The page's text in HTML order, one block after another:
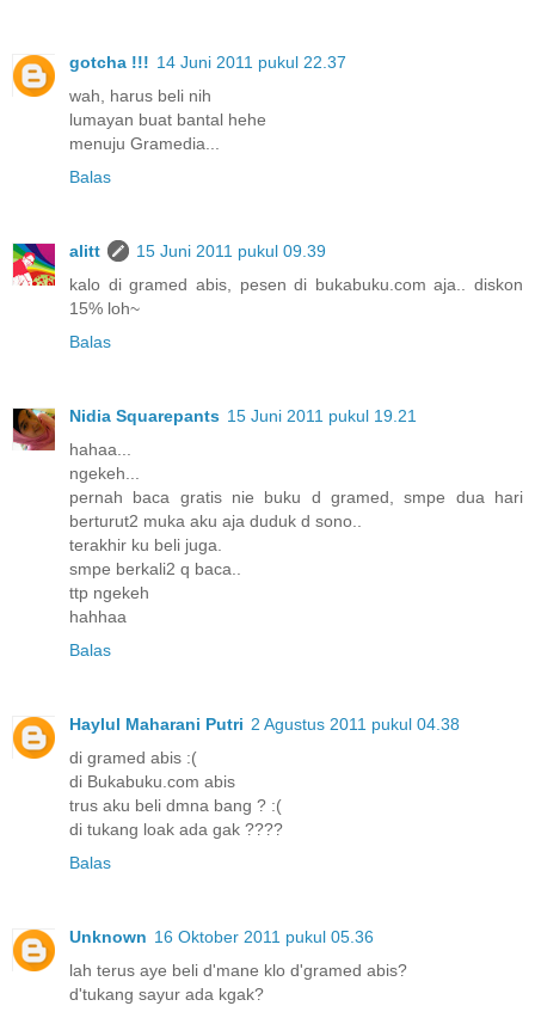
gotcha !!! 14 Juni 2011 pukul 22.37
wah, harus beli nih
lumayan buat bantal hehe
menuju Gramedia...
Balas
alitt
15 Juni 2011 pukul 09.39
kalo di gramed abis, pesen di bukabuku.com aja.. diskon
15% loh~
Balas
Nidia Squarepants 15 Juni 2011 pukul 19.21
hahaa...
ngekeh...
pernah baca gratis nie buku d gramed, smpe dua hari
berturut2 muka aku aja duduk d sono..
terakhir ku beli juga.
smpe berkali2 q baca..
ttp ngekeh
hahhaa
Balas
Haylul Maharani Putri 2 Agustus 2011 pukul 04.38
di gramed abis :(
di Bukabuku.com abis
trus aku beli dmna bang ? :(
di tukang loak ada gak ????
Balas
Unknown 16 Oktober 2011 pukul 05.36
lah terus aye beli d'mane klo d'gramed abis?
d'tukang sayur ada kgak?